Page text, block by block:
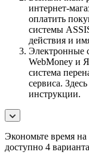
интернет-
оплатить
системы
действия и
Электронные
WebMoney и
система
сервиса.
инструкции.
Экономьте время на
доступно 4